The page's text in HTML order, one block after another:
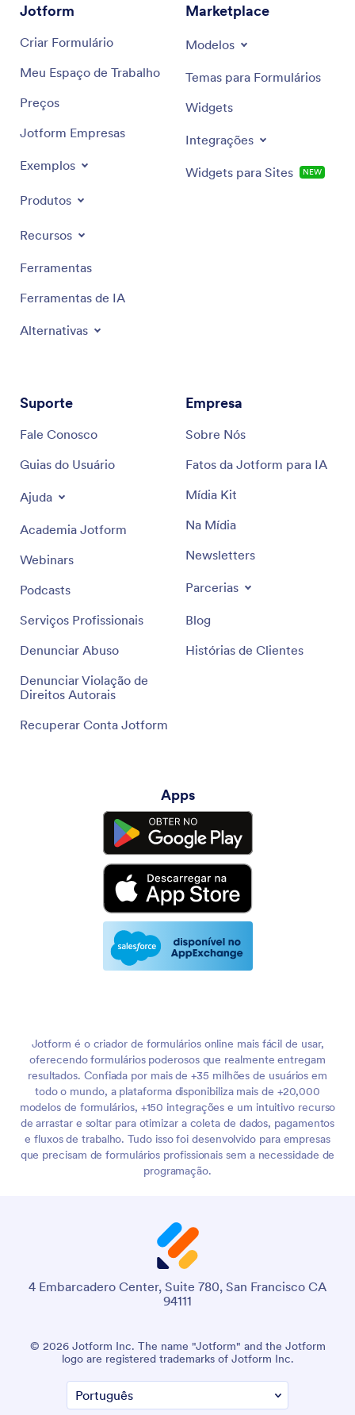
Jotform
Criar Formulário
Meu Espaço de Trabalho
Preços
Jotform Empresas
Exemplos
Produtos
Recursos
Ferramentas
Ferramentas de IA
Alternativas
Marketplace
Modelos
Temas para Formulários
Widgets
Integrações
Widgets para Sites NEW
Suporte
Fale Conosco
Guias do Usuário
Ajuda
Academia Jotform
Webinars
Podcasts
Serviços Profissionais
Denunciar Abuso
Denunciar Violação de
Direitos Autorais
Recuperar Conta Jotform
Empresa
Sobre Nós
Fatos da Jotform para IA
Mídia Kit
Na Mídia
Newsletters
Parcerias
Blog
Histórias de Clientes
Apps
Jotform é o criador de formulários online mais fácil de usar,
oferecendo formulários poderosos que realmente entregam
resultados. Confiada por mais de +35 milhões de usuários em
todo o mundo, a plataforma disponibiliza mais de +20,000
modelos de formulários, +150 integrações e um intuitivo recurso
de arrastar e soltar para otimizar a coleta de dados, pagamentos
e fluxos de trabalho. Tudo isso foi desenvolvido para empresas
que precisam de formulários profissionais sem a necessidade de
programação.
4 Embarcadero Center, Suite 780, San Francisco CA
94111
© 2026 Jotform Inc. The name "Jotform" and the Jotform
logo are registered trademarks of Jotform Inc.